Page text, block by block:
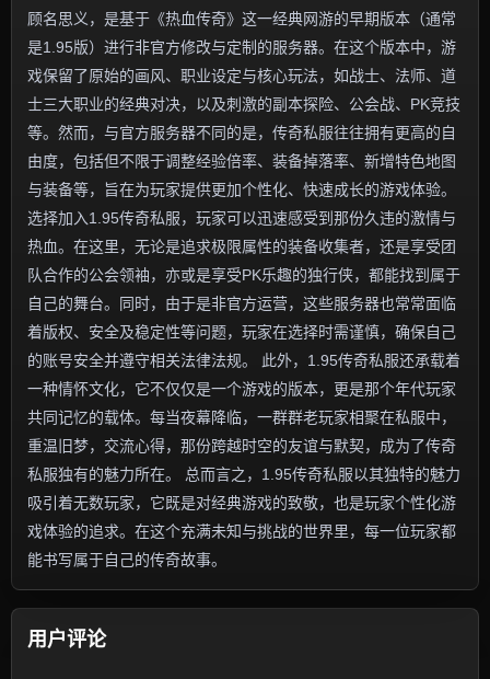
顾名思义，是基于《热血传奇》这一经典网游的早期版本（通常
是1.95版）进行非官方修改与定制的服务器。在这个版本中，游
戏保留了原始的画风、职业设定与核心玩法，如战士、法师、道
士三大职业的经典对决，以及刺激的副本探险、公会战、PK竞技
等。然而，与官方服务器不同的是，传奇私服往往拥有更高的自
由度，包括但不限于调整经验倍率、装备掉落率、新增特色地图
与装备等，旨在为玩家提供更加个性化、快速成长的游戏体验。
选择加入1.95传奇私服，玩家可以迅速感受到那份久违的激情与
热血。在这里，无论是追求极限属性的装备收集者，还是享受团
队合作的公会领袖，亦或是享受PK乐趣的独行侠，都能找到属于
自己的舞台。同时，由于是非官方运营，这些服务器也常常面临
着版权、安全及稳定性等问题，玩家在选择时需谨慎，确保自己
的账号安全并遵守相关法律法规。 此外，1.95传奇私服还承载着
一种情怀文化，它不仅仅是一个游戏的版本，更是那个年代玩家
共同记忆的载体。每当夜幕降临，一群群老玩家相聚在私服中，
重温旧梦，交流心得，那份跨越时空的友谊与默契，成为了传奇
私服独有的魅力所在。 总而言之，1.95传奇私服以其独特的魅力
吸引着无数玩家，它既是对经典游戏的致敬，也是玩家个性化游
戏体验的追求。在这个充满未知与挑战的世界里，每一位玩家都
能书写属于自己的传奇故事。
用户评论